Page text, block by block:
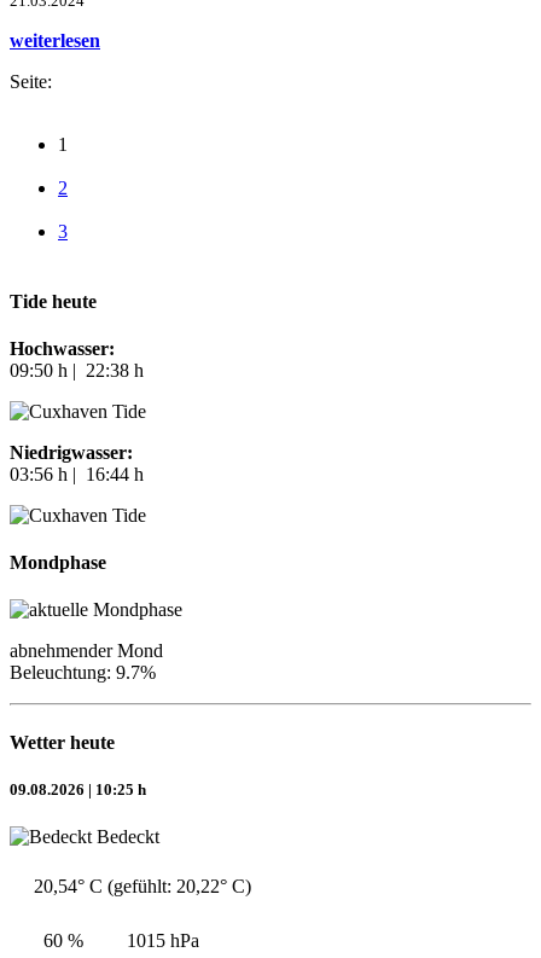
weiterlesen
Seite:
1
2
3
Tide heute
Hochwasser:
09:50 h | 22:38 h
Niedrigwasser:
03:56 h | 16:44 h
Mondphase
abnehmender Mond
Beleuchtung: 9.7%
Wetter heute
09.08.2026 | 10:25 h
Bedeckt
20,54° C (gefühlt: 20,22° C)
60 % 1015 hPa